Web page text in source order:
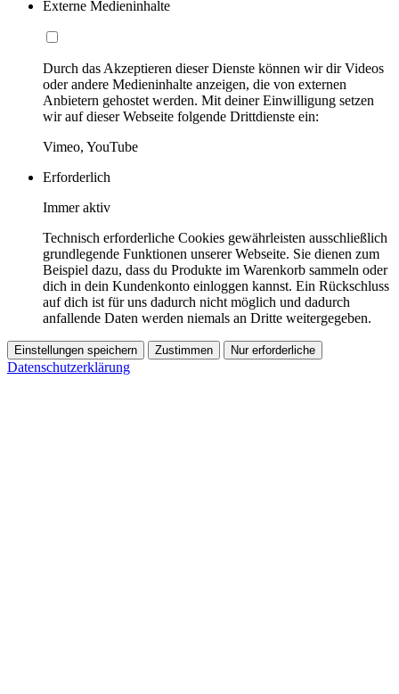
Externe Medieninhalte
Durch das Akzeptieren dieser Dienste können wir dir Videos
oder andere Medieninhalte anzeigen, die von externen
Anbietern gehostet werden. Mit deiner Einwilligung setzen
wir auf dieser Webseite folgende Drittdienste ein:
Vimeo, YouTube
Erforderlich
Immer aktiv
Technisch erforderliche Cookies gewährleisten ausschließlich
grundlegende Funktionen unserer Webseite. Sie dienen zum
Beispiel dazu, dass du Produkte im Warenkorb sammeln oder
dich in dein Kundenkonto einloggen kannst. Ein Rückschluss
auf dich ist für uns dadurch nicht möglich und dadurch
anfallende Daten werden niemals an Dritte weitergegeben.
Einstellungen speichern Zustimmen Nur erforderliche
Datenschutzerklärung